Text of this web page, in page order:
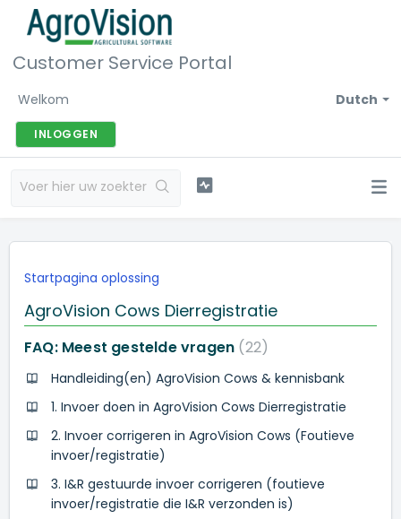
Customer Service Portal
Dutch
Welkom
INLOGGEN
Startpagina oplossing
AgroVision Cows Dierregistratie
FAQ: Meest gestelde vragen 22
Handleiding(en) AgroVision Cows & kennisbank
1. Invoer doen in AgroVision Cows Dierregistratie
2. Invoer corrigeren in AgroVision Cows (Foutieve
invoer/registratie)
3. I&R gestuurde invoer corrigeren (foutieve
invoer/registratie die I&R verzonden is)